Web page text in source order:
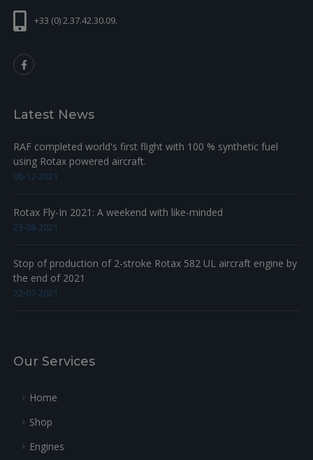
+33 (0) 2.37.42.30.09.
Latest News
RAF completed world's first flight with 100 % synthetic fuel
using Rotax powered aircraft.
06-12-2021
Rotax Fly-In 2021: A weekend with like-minded
23-08-2021
Stop of production of 2-stroke Rotax 582 UL aircraft engine by
the end of 2021
22-07-2021
Our Services
Home
Shop
Engines